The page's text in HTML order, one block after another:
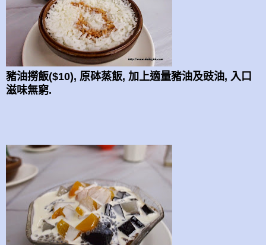
豬油撈飯($10), 原砵蒸飯, 加上適量豬油及豉油, 入口
滋味無窮.